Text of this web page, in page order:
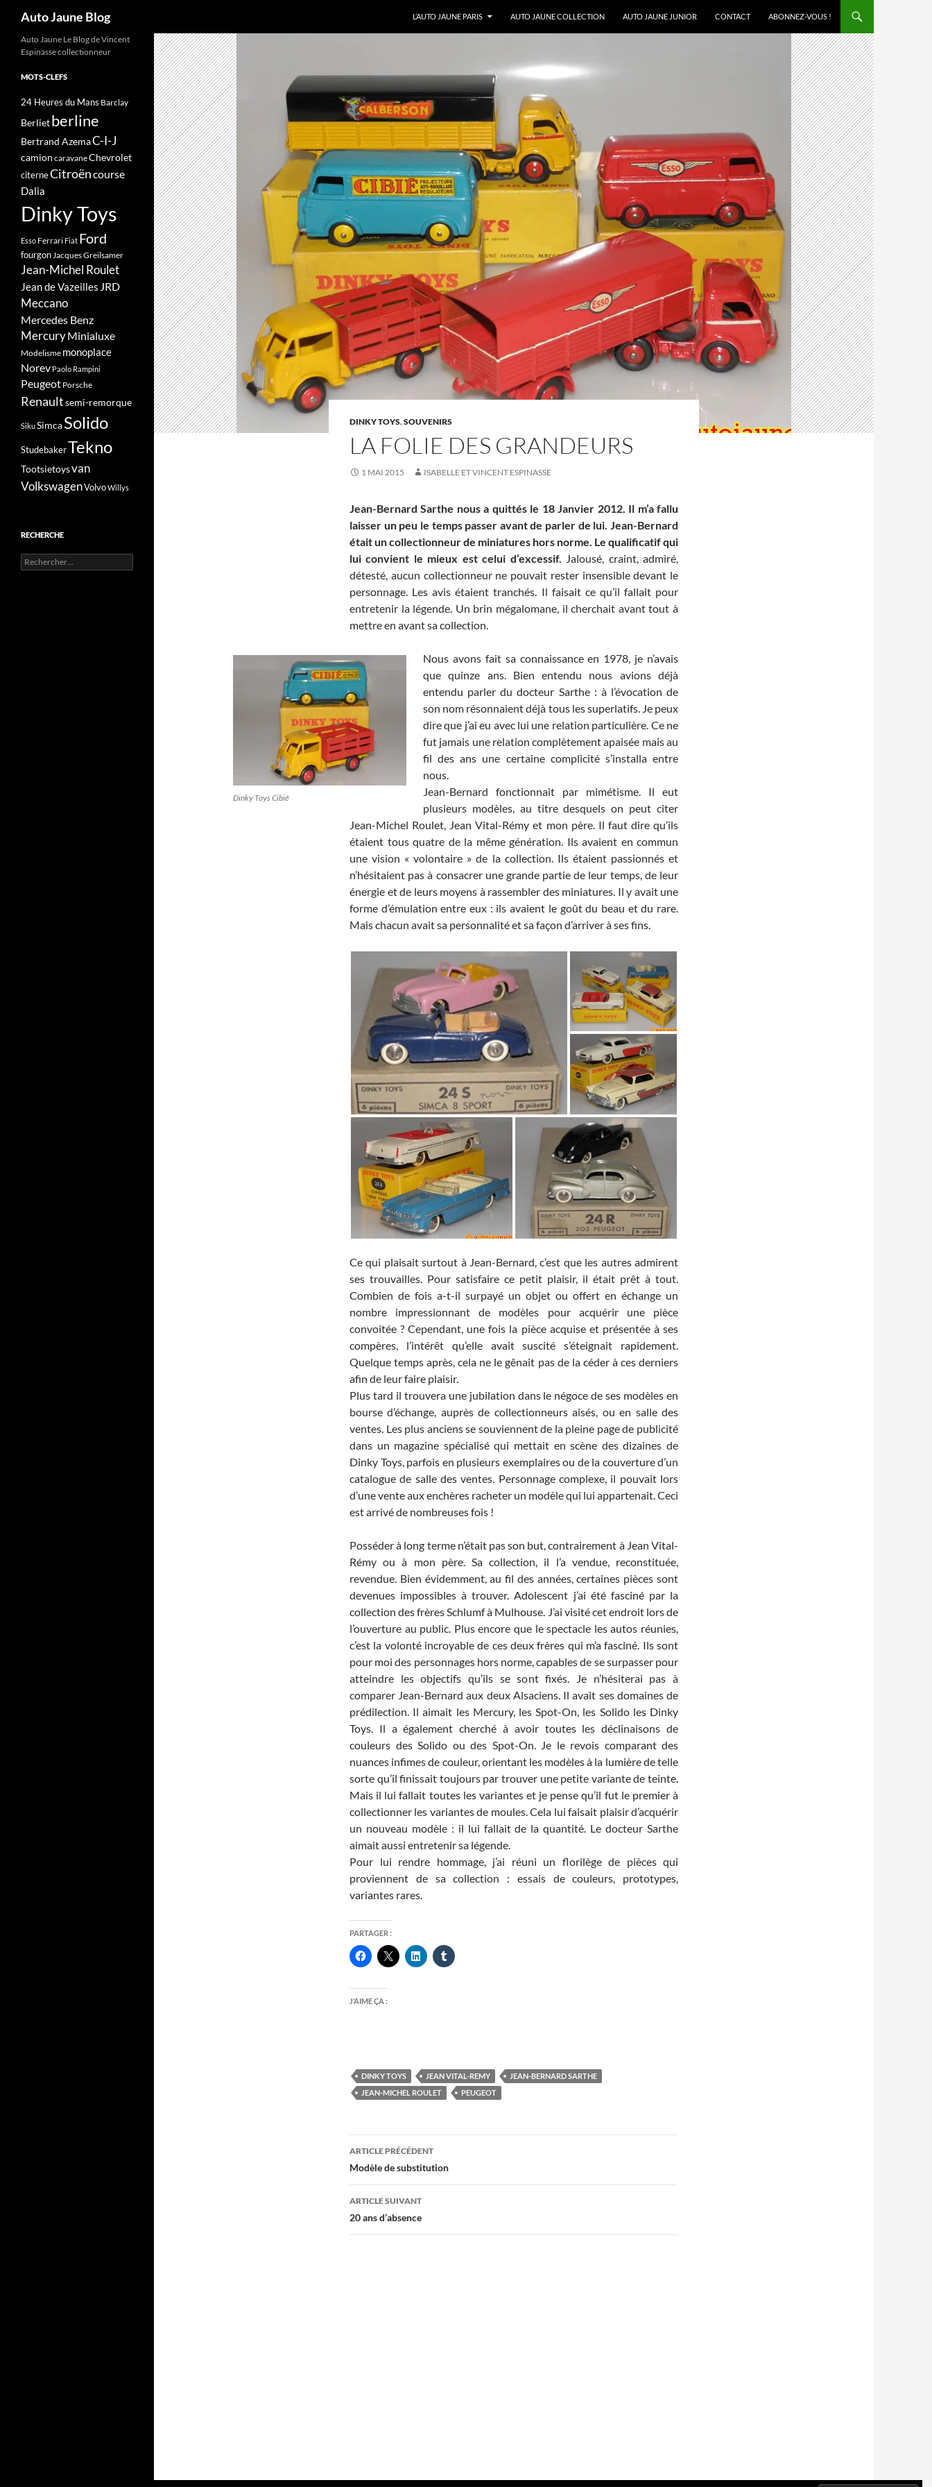
Auto Jaune Blog
L’AUTO JAUNE PARIS
AUTO JAUNE COLLECTION AUTO JAUNE JUNIOR CONTACT ABONNEZ-VOUS !
DINKY TOYS,SOUVENIRS
LA FOLIE DES GRANDEURS
1 MAI 2015 ISABELLE ET VINCENT ESPINASSE
Jean-Bernard Sarthe nous a quittés le 18 Janvier 2012. Il m’a fallu
laisser un peu le temps passer avant de parler de lui. Jean-Bernard
était un collectionneur de miniatures hors norme. Le qualificatif qui
lui convient le mieux est celui d’excessif. Jalousé, craint, admiré,
détesté, aucun collectionneur ne pouvait rester insensible devant le
personnage. Les avis étaient tranchés. Il faisait ce qu’il fallait pour
entretenir la légende. Un brin mégalomane, il cherchait avant tout à
mettre en avant sa collection.
Dinky Toys Cibié
Nous avons fait sa connaissance en 1978, je n’avais
que quinze ans. Bien entendu nous avions déjà
entendu parler du docteur Sarthe : à l’évocation de
son nom résonnaient déjà tous les superlatifs. Je peux
dire que j’ai eu avec lui une relation particulière. Ce ne
fut jamais une relation complètement apaisée mais au
fil des ans une certaine complicité s’installa entre
nous.
Jean-Bernard fonctionnait par mimétisme. Il eut
plusieurs modèles, au titre desquels on peut citer
Jean-Michel Roulet, Jean Vital-Rémy et mon père. Il faut dire qu’ils
étaient tous quatre de la même génération. Ils avaient en commun
une vision « volontaire » de la collection. Ils étaient passionnés et
n’hésitaient pas à consacrer une grande partie de leur temps, de leur
énergie et de leurs moyens à rassembler des miniatures. Il y avait une
forme d’émulation entre eux : ils avaient le goût du beau et du rare.
Mais chacun avait sa personnalité et sa façon d’arriver à ses fins.
Ce qui plaisait surtout à Jean-Bernard, c’est que les autres admirent
ses trouvailles. Pour satisfaire ce petit plaisir, il était prêt à tout.
Combien de fois a-t-il surpayé un objet ou offert en échange un
nombre impressionnant de modèles pour acquérir une pièce
convoitée ? Cependant, une fois la pièce acquise et présentée à ses
compères, l’intérêt qu’elle avait suscité s’éteignait rapidement.
Quelque temps après, cela ne le gênait pas de la céder à ces derniers
afin de leur faire plaisir.
Plus tard il trouvera une jubilation dans le négoce de ses modèles en
bourse d’échange, auprès de collectionneurs aisés, ou en salle des
ventes. Les plus anciens se souviennent de la pleine page de publicité
dans un magazine spécialisé qui mettait en scène des dizaines de
Dinky Toys, parfois en plusieurs exemplaires ou de la couverture d’un
catalogue de salle des ventes. Personnage complexe, il pouvait lors
d’une vente aux enchères racheter un modèle qui lui appartenait. Ceci
est arrivé de nombreuses fois !
Posséder à long terme n’était pas son but, contrairement à Jean Vital-
Rémy ou à mon père. Sa collection, il l’a vendue, reconstituée,
revendue. Bien évidemment, au fil des années, certaines pièces sont
devenues impossibles à trouver. Adolescent j’ai été fasciné par la
collection des frères Schlumf à Mulhouse. J’ai visité cet endroit lors de
l’ouverture au public. Plus encore que le spectacle les autos réunies,
c’est la volonté incroyable de ces deux frères qui m’a fasciné. Ils sont
pour moi des personnages hors norme, capables de se surpasser pour
atteindre les objectifs qu’ils se sont fixés. Je n’hésiterai pas à
comparer Jean-Bernard aux deux Alsaciens. Il avait ses domaines de
prédilection. Il aimait les Mercury, les Spot-On, les Solido les Dinky
Toys. Il a également cherché à avoir toutes les déclinaisons de
couleurs des Solido ou des Spot-On. Je le revois comparant des
nuances infimes de couleur, orientant les modèles à la lumière de telle
sorte qu’il finissait toujours par trouver une petite variante de teinte.
Mais il lui fallait toutes les variantes et je pense qu’il fut le premier à
collectionner les variantes de moules. Cela lui faisait plaisir d’acquérir
un nouveau modèle : il lui fallait de la quantité. Le docteur Sarthe
aimait aussi entretenir sa légende.
Pour lui rendre hommage, j’ai réuni un florilège de pièces qui
proviennent de sa collection : essais de couleurs, prototypes,
variantes rares.
PARTAGER :
J’AIME ÇA :
DINKY TOYS JEAN VITAL-REMY
JEAN-BERNARD SARTHE
JEAN-MICHEL ROULET
PEUGEOT
Navigation
des
articles
ARTICLE PRÉCÉDENT
Modèle de substitution
ARTICLE SUIVANT
20 ans d’absence
Auto Jaune Le Blog de Vincent
Espinasse collectionneur
MOTS-CLEFS
24 Heures du Mans Barclay
Berlietberline
Bertrand AzemaC-I-J
camion caravaneChevrolet
citerneCitroëncourse
Dalia
Dinky Toys
Esso Ferrari Fiat Ford
fourgonJacques Greilsamer
Jean-Michel Roulet
Jean de Vazeilles JRD
Meccano
Mercedes Benz
MercuryMinialuxe
Modelisme monoplace
Norev Paolo Rampini
Peugeot Porsche
Renaultsemi-remorque
SikuSimcaSolido
StudebakerTekno
Tootsietoysvan
VolkswagenVolvoWillys
RECHERCHE
Rechercher :